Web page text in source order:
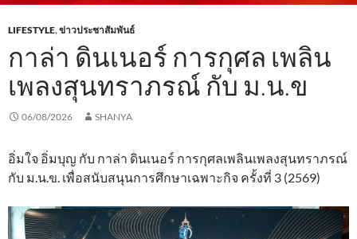
LIFESTYLE,ข่าวประชาสัมพันธ์
กาล่า ดินเนอร์ การกุศล เพลิน
เพลงสุนทราภรณ์ กับ ม.น.ข
06/08/2026 SHANYA
อิ่มใจ อิ่มบุญ กับ กาล่า ดินเนอร์ การกุศลเพลินเพลงสุนทราภรณ์
กับ ม.น.ข. เพื่อสนับสนุนการศึกษาเฉพาะกิจ ครั้งที่ 3 (2569)